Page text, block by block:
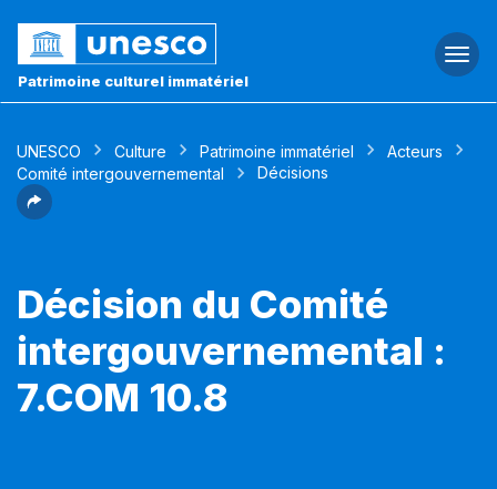
Patrimoine culturel immatériel
UNESCO Culture Patrimoine immatériel
Acteurs
Comité intergouvernemental
Décisions
Décision du Comité
intergouvernemental :
7.COM 10.8